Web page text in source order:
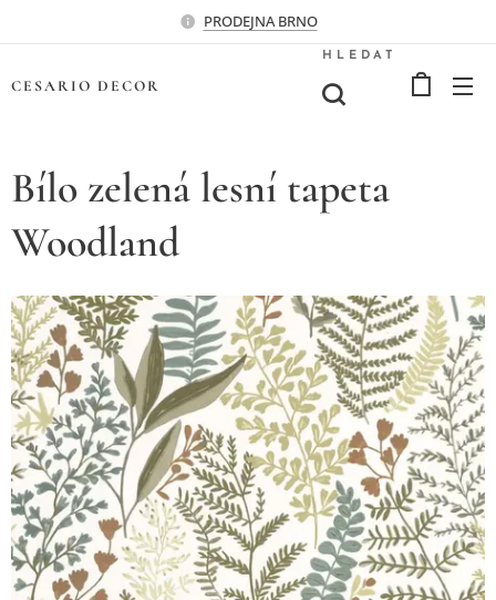
PRODEJNA BRNO
CESARIO DECOR
HLEDAT
Bílo zelená lesní tapeta
Woodland